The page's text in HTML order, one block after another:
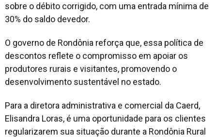
sobre o débito corrigido, com uma entrada mínima de
30% do saldo devedor.
O governo de Rondônia reforça que, essa política de
descontos reflete o compromisso em apoiar os
produtores rurais e visitantes, promovendo o
desenvolvimento sustentável no estado.
Para a diretora administrativa e comercial da Caerd,
Elisandra Loras, é uma oportunidade para os clientes
regularizarem sua situação durante a Rondônia Rural